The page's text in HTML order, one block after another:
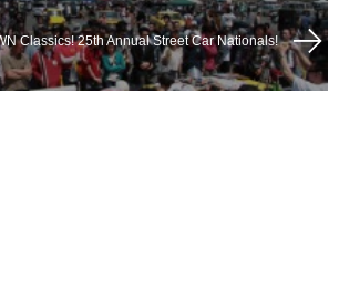
Classics! 25th Annual Street Car Nationals!